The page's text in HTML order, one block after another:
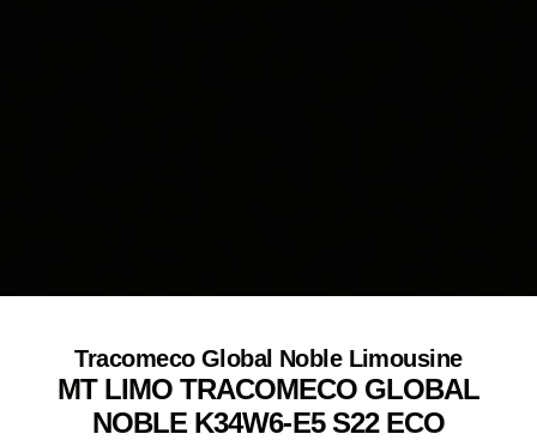
Tracomeco Global Noble Limousine
MT LIMO TRACOMECO GLOBAL
NOBLE K34W6-E5 S22 ECO